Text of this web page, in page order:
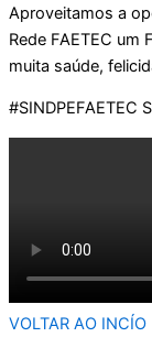
Aproveitamos a
Rede FAETEC um
muita saúde,
#SINDPEFAETEC
VOLTAR AO INCÍO